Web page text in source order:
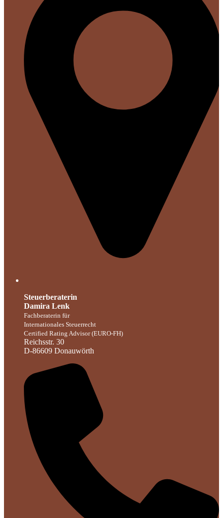
Steuerberaterin
Damira Lenk
Fachberaterin für
Internationales Steuerrecht
Certified Rating Advisor (EURO-FH)
Reichsstr. 30
D-86609 Donauwörth